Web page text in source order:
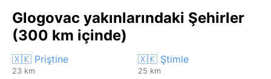
Glogovac yakınlarındaki Şehirler
(300 km içinde)
🇽🇰 Priştine
23 km
🇽🇰 Ştimle
25 km